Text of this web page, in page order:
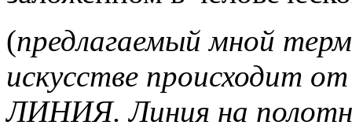
(предлагаемый мной
искусстве происходит
ЛИНИЯ. Линия на